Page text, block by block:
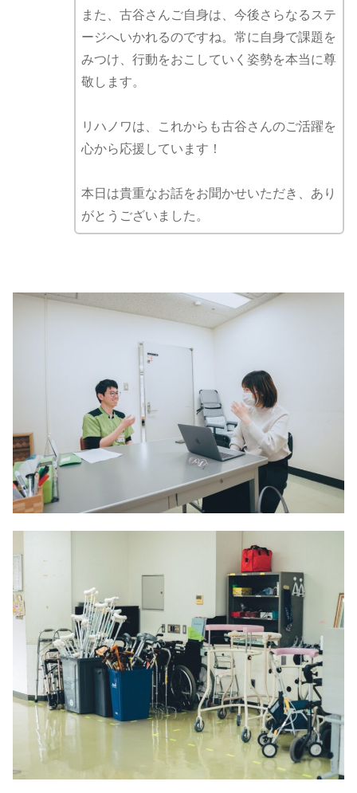
また、古谷さんご自身は、今後さらなるステ
ージへいかれるのですね。常に自身で課題を
みつけ、行動をおこしていく姿勢を本当に尊
敬します。
リハノワは、これからも古谷さんのご活躍を
心から応援しています！
本日は貴重なお話をお聞かせいただき、あり
がとうございました。